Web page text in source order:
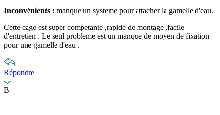
Inconvénients : manque un systeme pour attacher la gamelle d'eau.
Cette cage est super competante ,rapide de montage ,facile
d'entretien . Le seul probleme est un manque de moyen de fixation
pour une gamelle d'eau .
Répondre
B